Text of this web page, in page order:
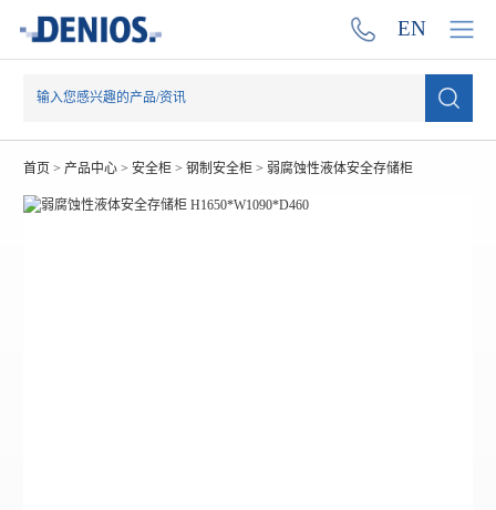
EN
首页 > 产品中心> 安全柜> 钢制安全柜> 弱腐蚀性液体安全存储柜